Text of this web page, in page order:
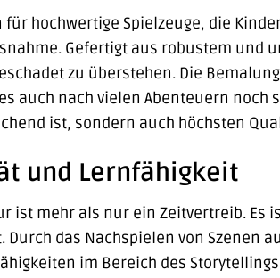
hochwertige Spielzeuge, die
Gefertigt aus robustem und
zu überstehen. Die
auch nach vielen Abenteuern
ist, sondern auch höchsten
und Lernfähigkeit
ist mehr als nur ein Zeitvertreib. Es
das Nachspielen von Szenen
im Bereich des